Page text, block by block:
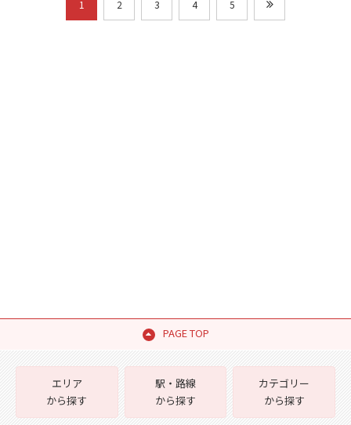
1 2 3 4 5
PAGE TOP
エリア
から探す
駅・路線
から探す
カテゴリー
から探す